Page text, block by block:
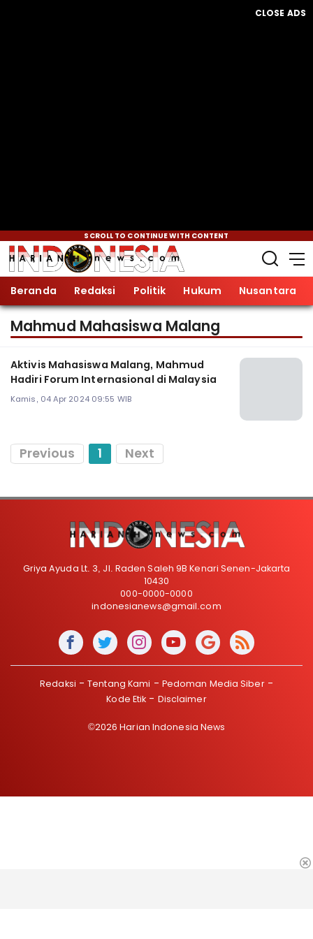
CLOSE ADS
SCROLL TO CONTINUE WITH CONTENT
Beranda Redaksi Politik Hukum Nusantara
Mahmud Mahasiswa Malang
Aktivis Mahasiswa Malang, Mahmud
Hadiri Forum Internasional di Malaysia
Kamis, 04 Apr 2024 09:55 WIB
Previous 1 Next
Griya Ayuda Lt. 3, Jl. Raden Saleh 9B Kenari Senen-Jakarta
10430
000-0000-0000
indonesianews@gmail.com
Redaksi Tentang Kami
Pedoman Media Siber
Kode Etik
Disclaimer
©2026 Harian Indonesia News